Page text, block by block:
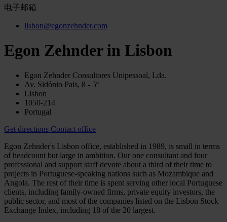
电子邮箱
lisbon@egonzehnder.com
Egon Zehnder in Lisbon
Egon Zehnder Consultores Unipessoal, Lda.
Av. Sidónio Pais, 8 - 5º
Lisbon
1050-214
Portugal
Get directions Contact office
Egon Zehnder's Lisbon office, established in 1989, is small in terms
of headcount but large in ambition. Our one consultant and four
professional and support staff devote about a third of their time to
projects in Portuguese-speaking nations such as Mozambique and
Angola. The rest of their time is spent serving other local Portuguese
clients, including family-owned firms, private equity investors, the
public sector, and most of the companies listed on the Lisbon Stock
Exchange Index, including 18 of the 20 largest.